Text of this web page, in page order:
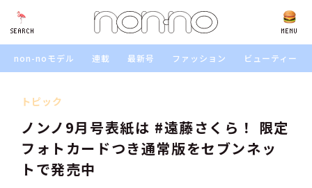
SEARCH MENU
SEARCH
non-noモデル 連載 最新号 ファッション ビューティー
トピック
ノンノ9月号表紙は #遠藤さくら！ 限定
フォトカードつき通常版をセブンネッ
トで発売中